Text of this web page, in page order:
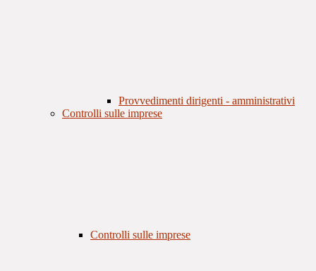
Provvedimenti dirigenti - amministrativi
Controlli sulle imprese
Controlli sulle imprese